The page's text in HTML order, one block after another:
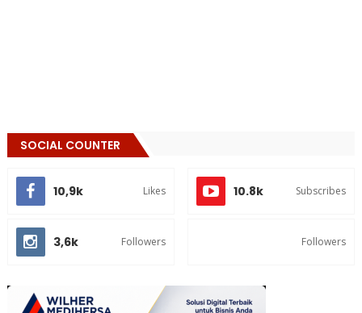
SOCIAL COUNTER
10,9k Likes 10.8k Subscribes
3,6k Followers Followers